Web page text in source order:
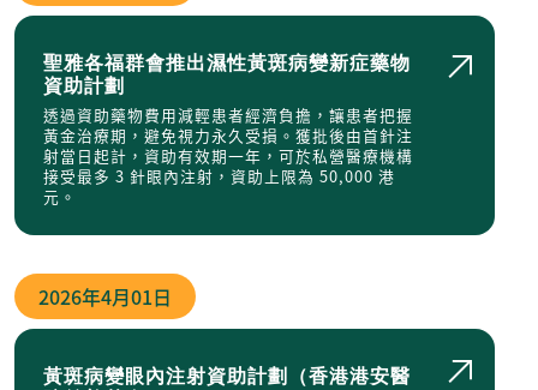
聖雅各福群會推出濕性黃斑病變新症藥物
資助計劃
透過資助藥物費用減輕患者經濟負擔，讓患者把握
黃金治療期，避免視力永久受損。獲批後由首針注
射當日起計，資助有效期一年，可於私營醫療機構
接受最多 3 針眼內注射，資助上限為 50,000 港
元。
2026年4月01日
黃斑病變眼內注射資助計劃（香港港安醫